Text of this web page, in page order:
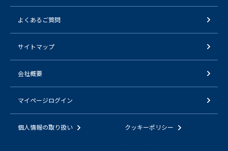
よくあるご質問
サイトマップ
会社概要
マイページログイン
個人情報の取り扱い クッキーポリシー